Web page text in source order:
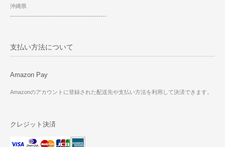
沖縄県
------------------------------------------------
支払い方法について
Amazon Pay
Amazonのアカウントに登録された配送先や支払い方法を利用して決済できます。
クレジット決済